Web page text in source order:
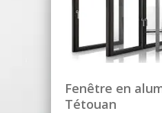
Fenêtre en
Tétouan